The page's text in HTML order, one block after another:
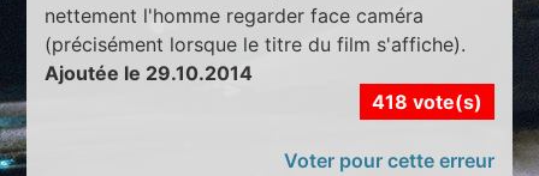
nettement l'homme regarder face caméra
(précisément lorsque le titre du film s'affiche).
Ajoutée le 29.10.2014
418 vote(s)
Voter pour cette erreur